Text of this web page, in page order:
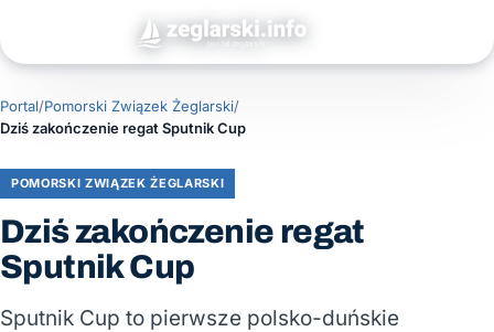
Portal/Pomorski Związek Żeglarski/
Dziś zakończenie regat Sputnik Cup
POMORSKI ZWIĄZEK ŻEGLARSKI
Dziś zakończenie regat
Sputnik Cup
Sputnik Cup to pierwsze polsko-duńskie